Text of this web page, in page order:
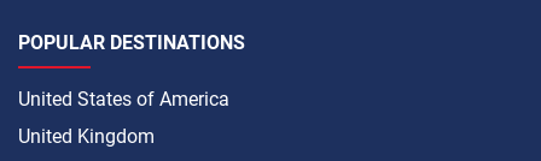
POPULAR DESTINATIONS
United States of America
United Kingdom